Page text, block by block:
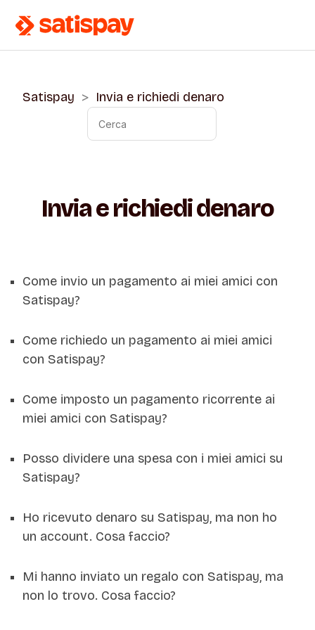
Satispay Invia e richiedi denaro
Invia e richiedi denaro
Come invio un pagamento ai miei amici con
Satispay?
Come richiedo un pagamento ai miei amici
con Satispay?
Come imposto un pagamento ricorrente ai
miei amici con Satispay?
Posso dividere una spesa con i miei amici su
Satispay?
Ho ricevuto denaro su Satispay, ma non ho
un account. Cosa faccio?
Mi hanno inviato un regalo con Satispay, ma
non lo trovo. Cosa faccio?